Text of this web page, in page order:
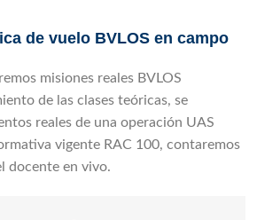
de vuelo BVLOS en campo
misiones reales BVLOS
de las clases teóricas, se
reales de una operación UAS
vigente RAC 100, contaremos
docente en vivo.